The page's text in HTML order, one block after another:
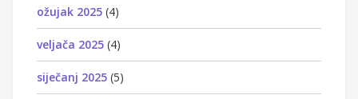
ožujak 2025 (4)
veljača 2025 (4)
siječanj 2025 (5)